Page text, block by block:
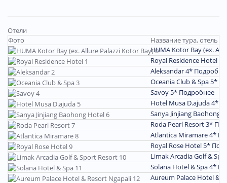
Отели
Фото
Название тура, отель
HUMA Kotor Bay (ex.
Royal Residence Hotel 3*
Aleksandar 4*
Oceania Club & Spa 5*
Savoy 5* Подробнее
Hotel Musa D.ajuda 4*
Sanya Jinjiang Baohong
Roda Pearl Resort 3*
Atlantica Miramare 4*
Royal Rose Hotel 5*
Limak Arcadia Golf &
Solana Hotel & Spa 4*
Aureum Palace Hotel &